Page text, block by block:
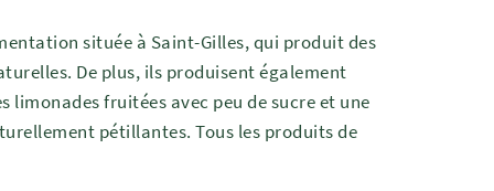
située à Saint-Gilles, qui produit des
De plus, ils produisent également
fruitées avec peu de sucre et une
pétillantes. Tous les produits de